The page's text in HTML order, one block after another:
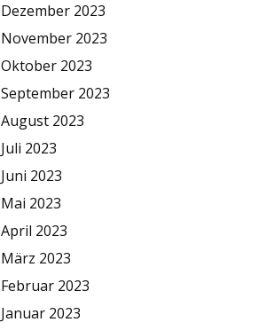
Dezember 2023
November 2023
Oktober 2023
September 2023
August 2023
Juli 2023
Juni 2023
Mai 2023
April 2023
März 2023
Februar 2023
Januar 2023